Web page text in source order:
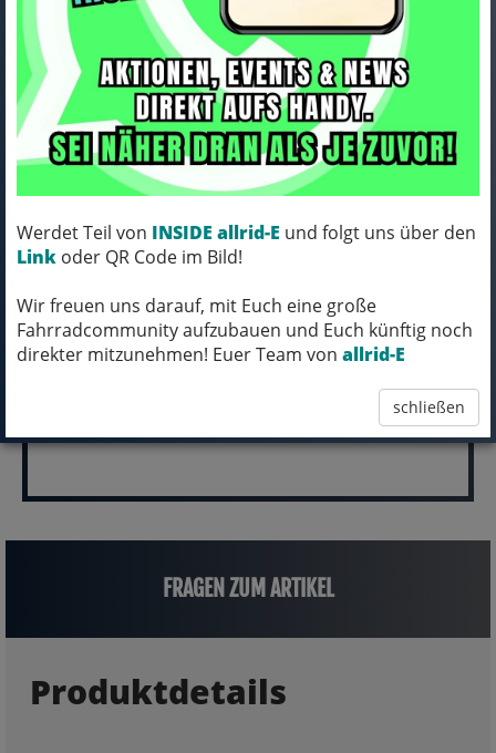
Werdet Teil von INSIDE allrid-E und folgt uns über den
Link oder QR Code im Bild!
Wir freuen uns darauf, mit Euch eine große
Fahrradcommunity aufzubauen und Euch künftig noch
direkter mitzunehmen! Euer Team von allrid-E
schließen
Lapierre SPICY CF TEAM
translucent hex blue - glossy M
Art.Nr. LSDUA400
Farbe: translucent hex blue - glossy
Rahmengröße: M
MICH KANNST DU BESTELLEN - MIT
ABHOLUNG IN NORTORF!
pro Stück (inkl. MwSt.)
10.000,00 EUR
FRAGEN ZUM ARTIKEL
Produktdetails